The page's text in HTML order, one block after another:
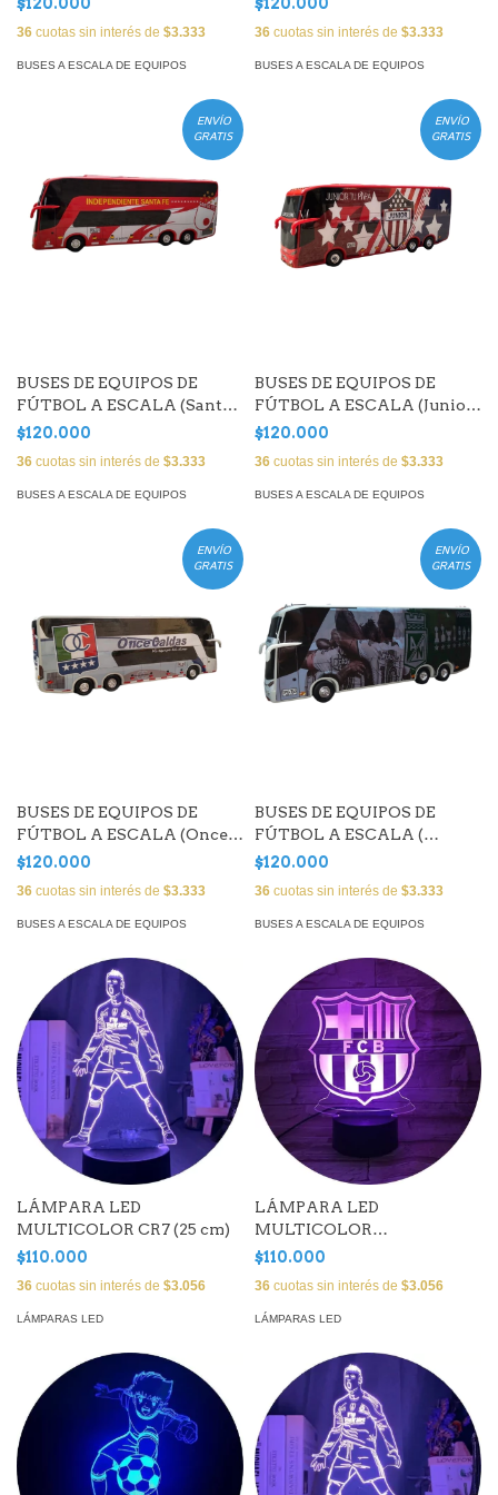
36 cuotas sin interés de $3.333
BUSES A ESCALA DE EQUIPOS
36 cuotas sin interés de $3.333
BUSES A ESCALA DE EQUIPOS
ENVÍO
GRATIS
BUSES DE EQUIPOS DE
FÚTBOL A ESCALA (Santa
Fe)
$120.000
36 cuotas sin interés de $3.333
BUSES A ESCALA DE EQUIPOS
ENVÍO
GRATIS
BUSES DE EQUIPOS DE
FÚTBOL A ESCALA (Junior
de Barranquilla)
$120.000
36 cuotas sin interés de $3.333
BUSES A ESCALA DE EQUIPOS
ENVÍO
GRATIS
BUSES DE EQUIPOS DE
FÚTBOL A ESCALA (Once
Caldas)
$120.000
36 cuotas sin interés de $3.333
BUSES A ESCALA DE EQUIPOS
ENVÍO
GRATIS
BUSES DE EQUIPOS DE
FÚTBOL A ESCALA (
Atlético Nacional 1)
$120.000
36 cuotas sin interés de $3.333
BUSES A ESCALA DE EQUIPOS
LÁMPARA LED
MULTICOLOR CR7 (25 cm)
$110.000
36 cuotas sin interés de $3.056
LÁMPARAS LED
LÁMPARA LED
MULTICOLOR
BARCELONA FC ( 25 cm)
$110.000
36 cuotas sin interés de $3.056
LÁMPARAS LED